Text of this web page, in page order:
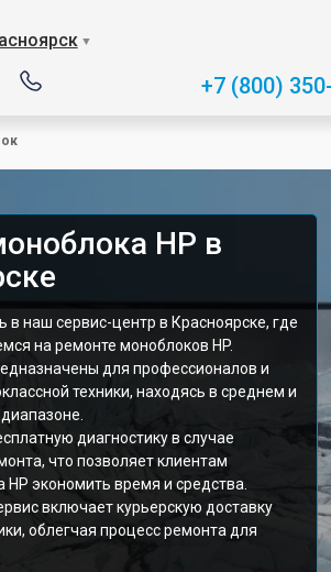
▼
+7 (800)
HP в
наш сервис-центр в Красноярске, где
на ремонте моноблоков HP.
для профессионалов и
техники, находясь в среднем и
диагностику в случае
что позволяет клиентам
HP экономить время и средства.
включает курьерскую доставку
облегчая процесс ремонта для